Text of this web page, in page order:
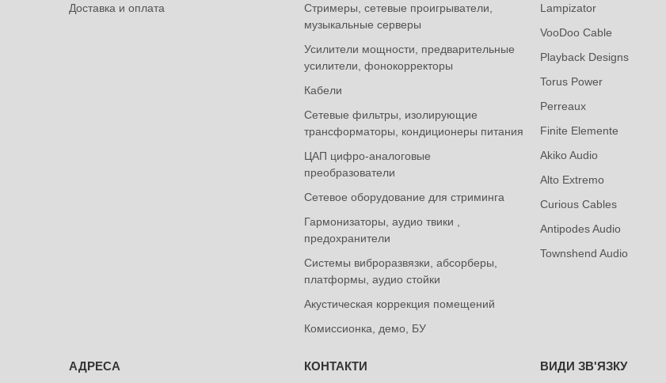
Доставка и оплата
Стримеры, сетевые проигрыватели,
музыкальные серверы
Усилители мощности, предварительные
усилители, фонокорректоры
Кабели
Сетевые фильтры, изолирующие
трансформаторы, кондиционеры питания
ЦАП цифро-аналоговые
преобразователи
Сетевое оборудование для стриминга
Гармонизаторы, аудио твики ,
предохранители
Системы виброразвязки, абсорберы,
платформы, аудио стойки
Акустическая коррекция помещений
Комиссионка, демо, БУ
Lampizator
VooDoo Cable
Playback Designs
Torus Power
Perreaux
Finite Elemente
Akiko Audio
Alto Extremo
Curious Cables
Antipodes Audio
Townshend Audio